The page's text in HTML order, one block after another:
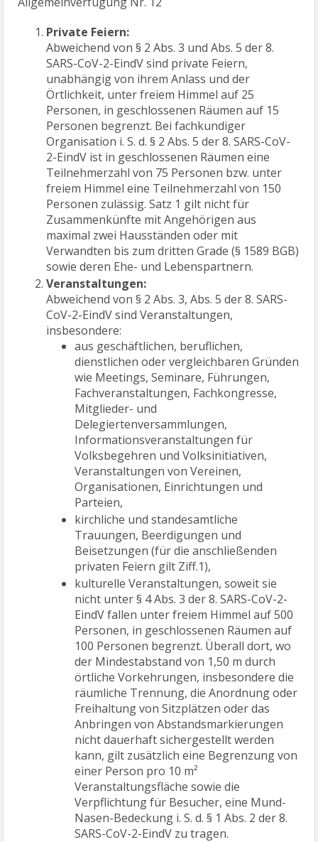
Private Feiern:
Abweichend von § 2 Abs. 3 und Abs. 5 der 8.
SARS-CoV-2-EindV sind private Feiern,
unabhängig von ihrem Anlass und der
Örtlichkeit, unter freiem Himmel auf 25
Personen, in geschlossenen Räumen auf 15
Personen begrenzt. Bei fachkundiger
Organisation i. S. d. § 2 Abs. 5 der 8. SARS-CoV-
2-EindV ist in geschlossenen Räumen eine
Teilnehmerzahl von 75 Personen bzw. unter
freiem Himmel eine Teilnehmerzahl von 150
Personen zulässig. Satz 1 gilt nicht für
Zusammenkünfte mit Angehörigen aus
maximal zwei Hausständen oder mit
Verwandten bis zum dritten Grade (§ 1589 BGB)
sowie deren Ehe- und Lebenspartnern.
Veranstaltungen:
Abweichend von § 2 Abs. 3, Abs. 5 der 8. SARS-
CoV-2-EindV sind Veranstaltungen,
insbesondere:
aus geschäftlichen, beruflichen,
dienstlichen oder vergleichbaren Gründen
wie Meetings, Seminare, Führungen,
Fachveranstaltungen, Fachkongresse,
Mitglieder- und
Delegiertenversammlungen,
Informationsveranstaltungen für
Volksbegehren und Volksinitiativen,
Veranstaltungen von Vereinen,
Organisationen, Einrichtungen und
Parteien,
kirchliche und standesamtliche
Trauungen, Beerdigungen und
Beisetzungen (für die anschließenden
privaten Feiern gilt Ziff.1),
kulturelle Veranstaltungen, soweit sie
nicht unter § 4 Abs. 3 der 8. SARS-CoV-2-
EindV fallen unter freiem Himmel auf 500
Personen, in geschlossenen Räumen auf
100 Personen begrenzt. Überall dort, wo
der Mindestabstand von 1,50 m durch
örtliche Vorkehrungen, insbesondere die
räumliche Trennung, die Anordnung oder
Freihaltung von Sitzplätzen oder das
Anbringen von Abstandsmarkierungen
nicht dauerhaft sichergestellt werden
kann, gilt zusätzlich eine Begrenzung von
einer Person pro 10 m²
Veranstaltungsfläche sowie die
Verpflichtung für Besucher, eine Mund-
Nasen-Bedeckung i. S. d. § 1 Abs. 2 der 8.
SARS-CoV-2-EindV zu tragen.